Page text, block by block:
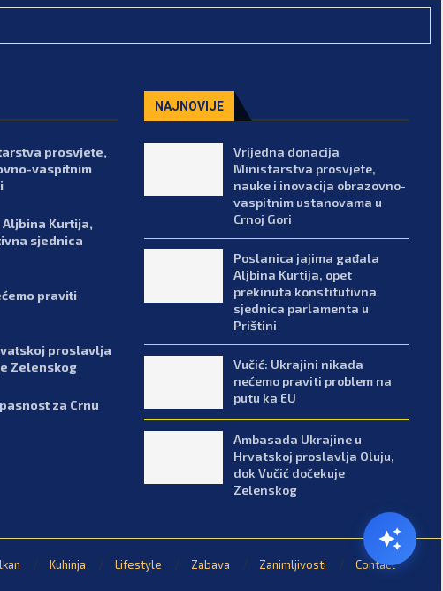
prosvjete,
vaspitnim
Kurtija,
sjednica
praviti
proslavlja
Zelenskog
za Crnu
NAJNOVIJE
Vrijedna donacija
Ministarstva prosvjete,
nauke i inovacija obrazovno-
vaspitnim ustanovama u
Crnoj Gori
Poslanica jajima gađala
Aljbina Kurtija, opet
prekinuta konstitutivna
sjednica parlamenta u
Prištini
Vučić: Ukrajini nikada
nećemo praviti problem na
putu ka EU
Ambasada Ukrajine u
Hrvatskoj proslavlja Oluju,
dok Vučić dočekuje
Zelenskog
Kuhinja Lifestyle Zabava Zanimljivosti Contact